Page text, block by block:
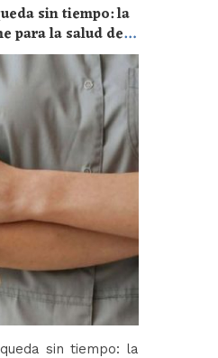
sin tiempo: la
para la salud de
sin tiempo: la